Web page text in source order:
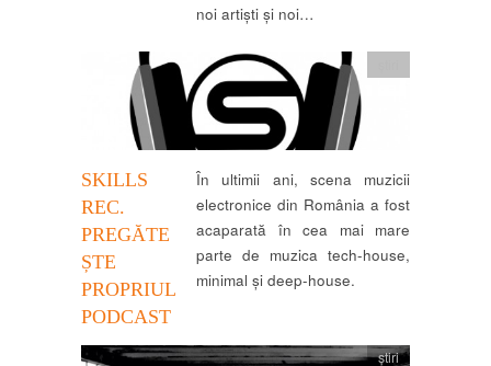
noi artiști și noi…
SKILLS
REC.
PREGĂTE
ȘTE
PROPRIUL
PODCAST
În ultimii ani, scena muzicii
electronice din România a fost
acaparată în cea mai mare
parte de muzica tech-house,
minimal și deep-house.
știri